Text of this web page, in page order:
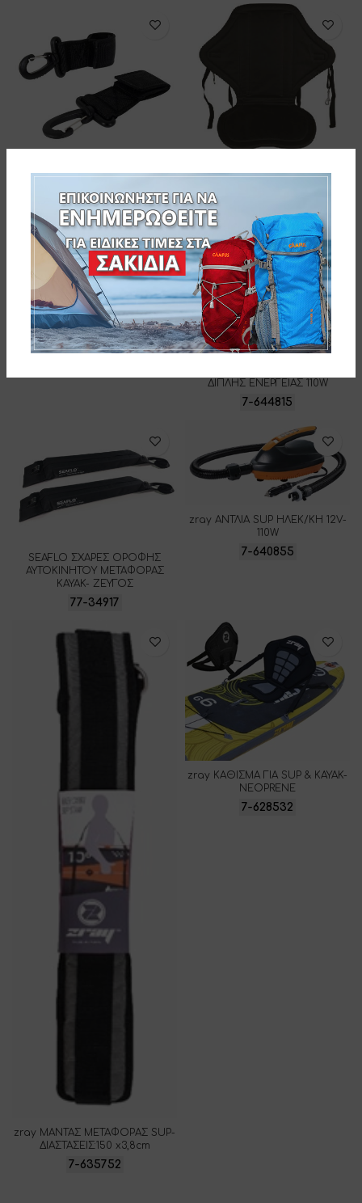
(ΖΕΥΓΟΣ) -ΔΙΑΣΤΑΣΕΙΣ: 15,2 x 5
cm
7-698221
ΜΑΥΡΟ
PATHFINDER ΙΜΑΝΤΑΣ SUP
ΔΕΣΙΜΑΤΟΣ 300cm
73-93769
ΔΙΠΛΗΣ ΕΝΕΡΓΕΙΑΣ 110W
7-644815
SEAFLO ΣΧΑΡΕΣ ΟΡΟΦΗΣ
ΑΥΤΟΚΙΝΗΤΟΥ ΜΕΤΑΦΟΡΑΣ
KAYAK- ΖΕΥΓΟΣ
77-34917
zray ΑΝΤΛΙΑ SUP ΗΛΕΚ/ΚΗ 12V-
110W
7-640855
zray ΜΑΝΤΑΣ ΜΕΤΑΦΟΡΑΣ SUP-
ΔΙΑΣΤΑΣΕΙΣ:150 x3,8cm
7-635752
zray ΚΑΘΙΣΜΑ ΓΙΑ SUP & KAYAK-
NEOPRENE
7-628532